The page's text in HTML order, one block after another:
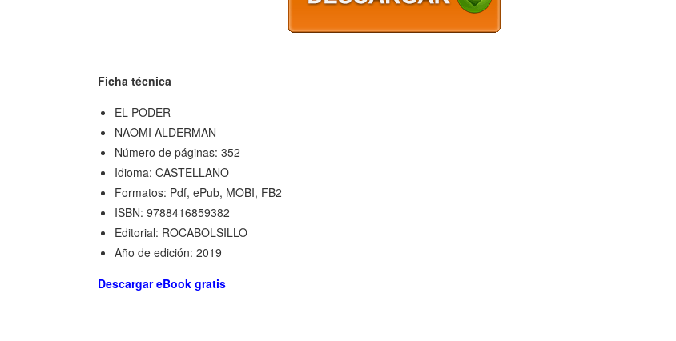
Ficha técnica
EL PODER
NAOMI ALDERMAN
Número de páginas: 352
Idioma: CASTELLANO
Formatos: Pdf, ePub, MOBI, FB2
ISBN: 9788416859382
Editorial: ROCABOLSILLO
Año de edición: 2019
Descargar eBook gratis